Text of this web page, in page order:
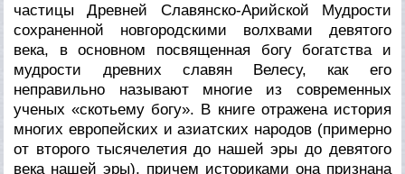
частицы Древней Славянско-Арийской Мудрости
сохраненной новгородскими волхвами девятого
века, в основном посвященная богу богатства и
мудрости древних славян Велесу, как его
неправильно называют многие из современных
ученых «скотьему богу». В книге отражена история
многих европейских и азиатских народов (примерно
от второго тысячелетия до нашей эры до девятого
века нашей эры), причем историками она признана